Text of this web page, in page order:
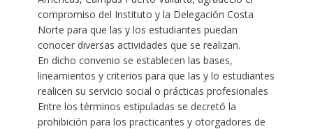
compromiso del Instituto y la Delegación Costa
Norte para que las y los estudiantes puedan
conocer diversas actividades que se realizan.
En dicho convenio se establecen las bases,
lineamientos y criterios para que las y lo estudiantes
realicen su servicio social o prácticas profesionales
Entre los términos estipuladas se decretó la
prohibición para los practicantes y otorgadores de